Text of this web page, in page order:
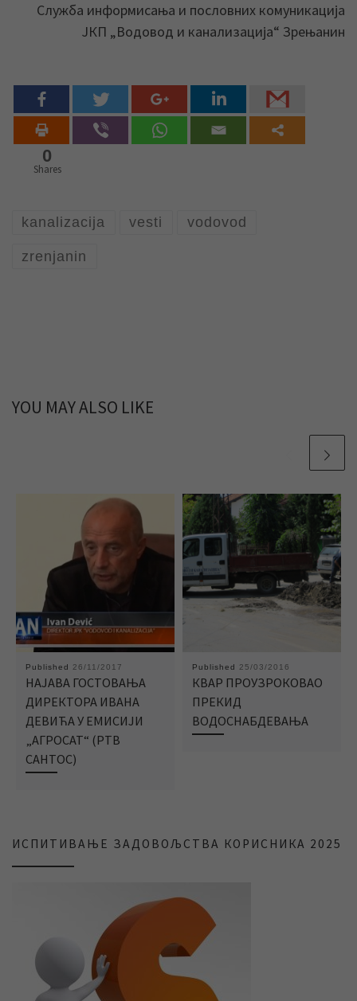
Служба информисања и пословних комуникација
ЈКП „Водовод и канализација“ Зрењанин
0
Shares
kanalizacija vesti vodovod
zrenjanin
YOU MAY ALSO LIKE
Published 26/11/2017
НАЈАВА ГОСТОВАЊА
ДИРЕКТОРА ИВАНА
ДЕВИЋА У ЕМИСИЈИ
„АГРОСАТ“ (РТВ
САНТОС)
Published 25/03/2016
КВАР ПРОУЗРОКОВАО
ПРЕКИД
ВОДОСНАБДЕВАЊА
ИСПИТИВАЊЕ ЗАДОВОЉСТВА КОРИСНИКА 2025